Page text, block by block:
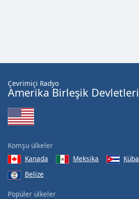
Çevrimiçi Radyo
Amerika Birleşik Devletleri
Komşu ülkeler
Kanada
Meksika Küba
Belize
Popüler ülkeler